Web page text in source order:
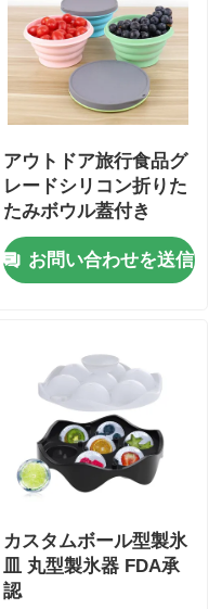
アウトドア旅行食品グ
レードシリコン折りた
たみボウル蓋付き
お問い合わせを送信
カスタムボール型製氷
皿 丸型製氷器 FDA承
認